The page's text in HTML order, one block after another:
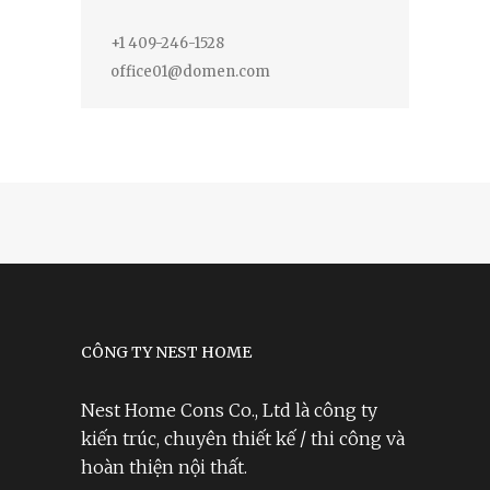
+1 409-246-1528
office01@domen.com
CÔNG TY NEST HOME
Nest Home Cons Co., Ltd là công ty
kiến trúc, chuyên thiết kế / thi công và
hoàn thiện nội thất.